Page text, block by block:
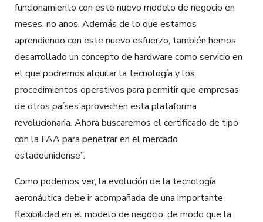
funcionamiento con este nuevo modelo de negocio en
meses, no años. Además de lo que estamos
aprendiendo con este nuevo esfuerzo, también hemos
desarrollado un concepto de hardware como servicio en
el que podremos alquilar la tecnología y los
procedimientos operativos para permitir que empresas
de otros países aprovechen esta plataforma
revolucionaria. Ahora buscaremos el certificado de tipo
con la FAA para penetrar en el mercado
estadounidense”.
Como podemos ver, la evolución de la tecnología
aeronáutica debe ir acompañada de una importante
flexibilidad en el modelo de negocio, de modo que la